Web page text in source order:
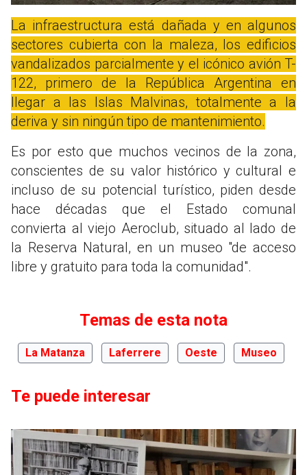
La infraestructura está dañada y en algunos
sectores cubierta con la maleza, los edificios
vandalizados parcialmente y el icónico avión T-
122, primero de la República Argentina en
llegar a las Islas Malvinas, totalmente a la
deriva y sin ningún tipo de mantenimiento.
Es por esto que muchos vecinos de la zona,
conscientes de su valor histórico y cultural e
incluso de su potencial turístico, piden desde
hace décadas que el Estado comunal
convierta al viejo Aeroclub, situado al lado de
la Reserva Natural, en un museo "de acceso
libre y gratuito para toda la comunidad".
Temas de esta nota
La Matanza Laferrere Oeste Museo
Te puede interesar